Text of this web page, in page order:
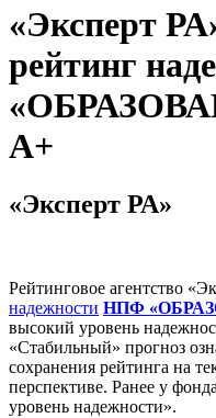
«Эксперт
рейтинг
А+
«Эксперт РА»
Рейтинговое агентство
надежности НПФ
высокий уровень
«Стабильный» прогноз
сохранения рейтинга на
перспективе. Ранее у
уровень надежности».